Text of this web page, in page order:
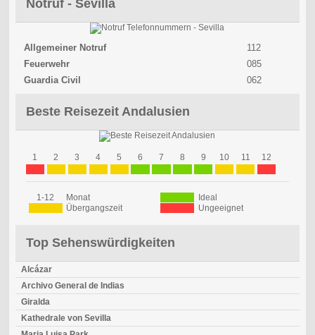
Notruf - Sevilla
Allgemeiner Notruf
112
Feuerwehr
085
Guardia Civil
062
Beste Reisezeit Andalusien
1 2 3 4 5 6 7 8 9 10 11 12
1-12 Monat
Ideal
Übergangszeit
Ungeeignet
Top Sehenswürdigkeiten
Alcázar
Archivo General de Indias
Giralda
Kathedrale von Sevilla